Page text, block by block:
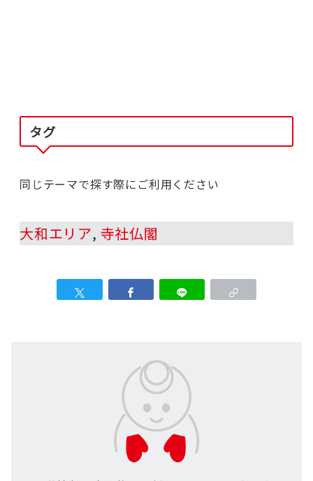
タグ
同じテーマで探す際にご利用ください
大和エリア, 寺社仏閣